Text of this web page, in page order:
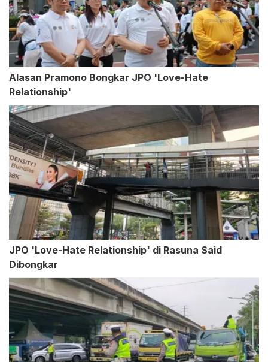
Alasan Pramono Bongkar JPO 'Love-Hate
Relationship'
JPO 'Love-Hate Relationship' di Rasuna Said
Dibongkar